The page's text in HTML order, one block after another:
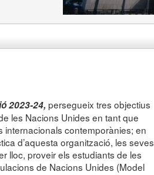
2023-24, persegueix tres objectius
les Nacions Unides en tant que
internacionals contemporànies; en
d’aquesta organització, les seves
lloc, proveir els estudiants de les
de Nacions Unides (Model